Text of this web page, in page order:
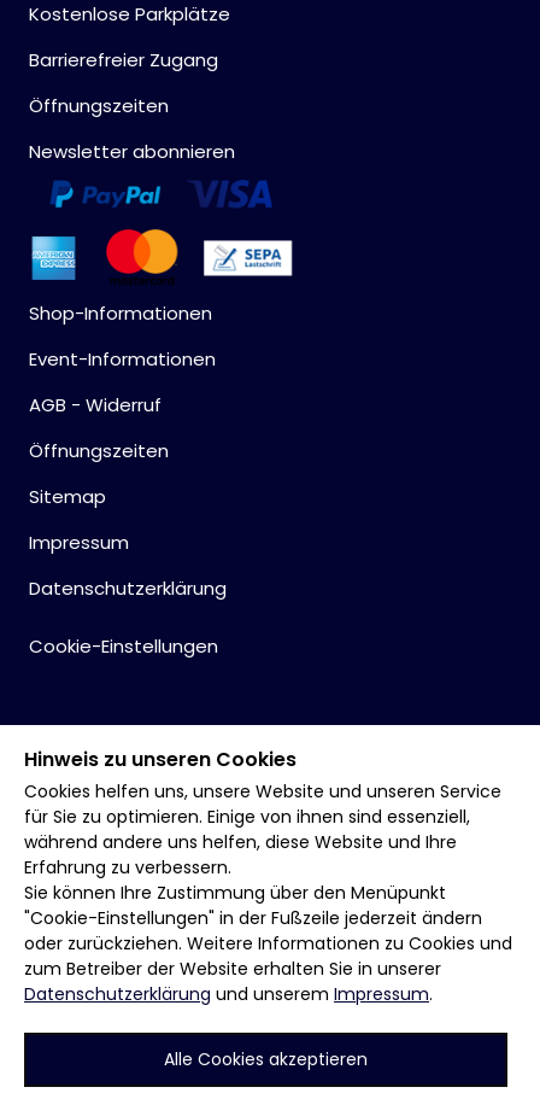
Kostenlose Parkplätze
Barrierefreier Zugang
Öffnungszeiten
Newsletter abonnieren
Shop-Informationen
Event-Informationen
AGB - Widerruf
Öffnungszeiten
Sitemap
Impressum
Datenschutzerklärung
Cookie-Einstellungen
Hinweis zu unseren Cookies
Cookies helfen uns, unsere Website und unseren Service
für Sie zu optimieren. Einige von ihnen sind essenziell,
während andere uns helfen, diese Website und Ihre
Erfahrung zu verbessern.
Sie können Ihre Zustimmung über den Menüpunkt
"Cookie-Einstellungen" in der Fußzeile jederzeit ändern
oder zurückziehen. Weitere Informationen zu Cookies und
zum Betreiber der Website erhalten Sie in unserer
Datenschutzerklärung und unserem Impressum.
Alle Cookies akzeptieren